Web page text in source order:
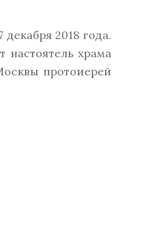
2018 года.
настоятель храма
протоиерей